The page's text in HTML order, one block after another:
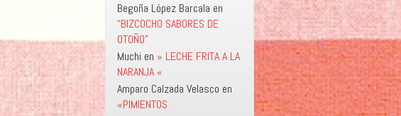
Begoña López Barcala en
“BIZCOCHO SABORES DE
OTOÑO”
Muchi en » LECHE FRITA A LA
NARANJA «
Amparo Calzada Velasco en
«PIMIENTOS